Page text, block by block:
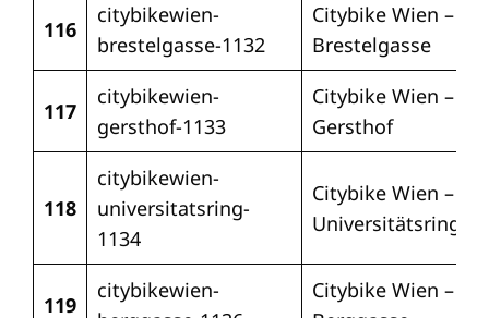
116
citybikewien-
brestelgasse-1132
Citybike Wien –
Brestelgasse
117
citybikewien-
gersthof-1133
Citybike Wien –
Gersthof
118
citybikewien-
universitatsring-
1134
Citybike Wien –
Universitätsring
119
citybikewien-
Citybike Wien –